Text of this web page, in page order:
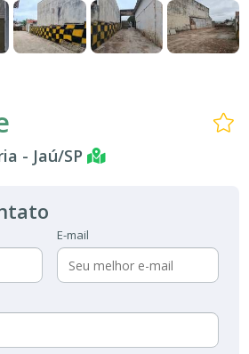
- Jaú/SP
E-mail